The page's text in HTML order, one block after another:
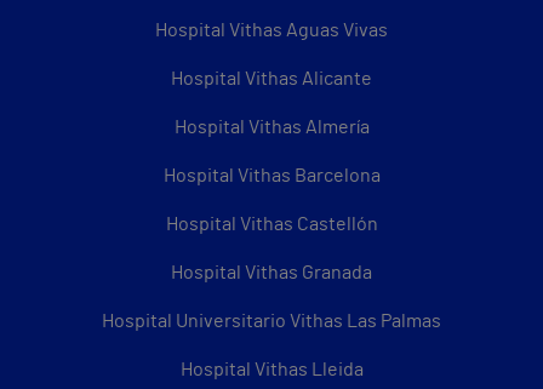
Hospital Vithas Aguas Vivas
Hospital Vithas Alicante
Hospital Vithas Almería
Hospital Vithas Barcelona
Hospital Vithas Castellón
Hospital Vithas Granada
Hospital Universitario Vithas Las Palmas
Hospital Vithas Lleida